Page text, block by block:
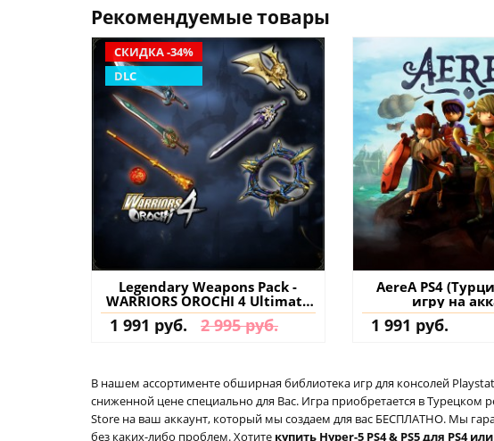
Рекомендуемые товары
СКИДКА -34%
DLC
Legendary Weapons Pack -
WARRIORS OROCHI 4 Ultimate
PS4 (Турция) купить
дополнение на аккаунт
1 991 руб. 2 995 руб.
AereA PS4
игру на
1 991 руб.
В нашем ассортименте обширная библиотека игр для консолей
сниженной цене специально для Вас. Игра приобретается в Турецком
Store на ваш аккаунт, который мы создаем для вас БЕСПЛАТНО. Мы
без каких-либо проблем. Хотите купить Hyper-5 PS4 & PS5 для PS4 или